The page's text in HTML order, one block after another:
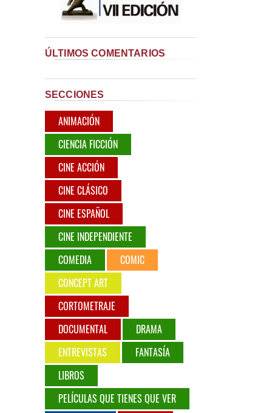
ÚLTIMOS COMENTARIOS
SECCIONES
ANIMACIÓN
CIENCIA FICCIÓN
CINE ACCIÓN
CINE CLÁSICO
CINE ESPAÑOL
CINE INDEPENDIENTE
COMEDIA
COMIC
CONCEPT ART
CORTOMETRAJE
DOCUMENTAL
DRAMA
ENTREVISTAS
FANTASÍA
LIBROS
PELÍCULAS QUE TIENES QUE VER